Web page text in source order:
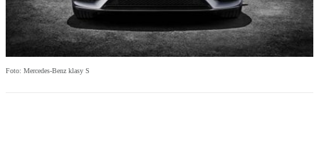
Foto: Mercedes-Benz klasy S